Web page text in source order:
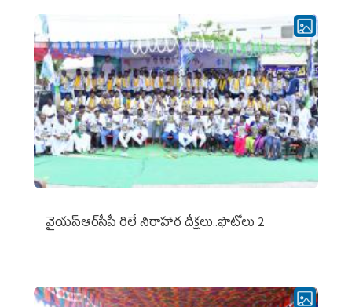
వైయ‌స్ఆర్‌సీపీ రిలే నిరాహార దీక్షలు..ఫొటోలు 2